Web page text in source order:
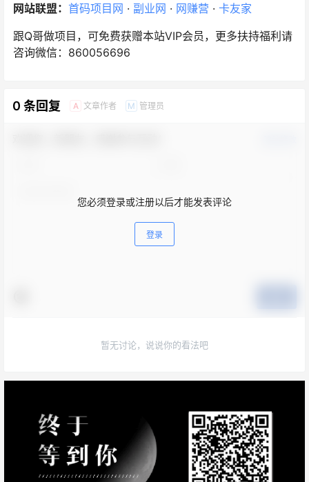
网站联盟： 首码项目网 · 副业网 · 网赚营 · 卡友家
跟Q哥做项目，可免费获赠本站VIP会员，更多扶持福利请
咨询微信：860056696
0 条回复 A 文章作者 M 管理员
您必须登录或注册以后才能发表评论
登录
暂无讨论，说说你的看法吧